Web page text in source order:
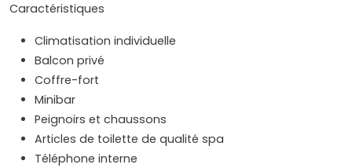
Caractéristiques
Climatisation individuelle
Balcon privé
Coffre-fort
Minibar
Peignoirs et chaussons
Articles de toilette de qualité spa
Téléphone interne